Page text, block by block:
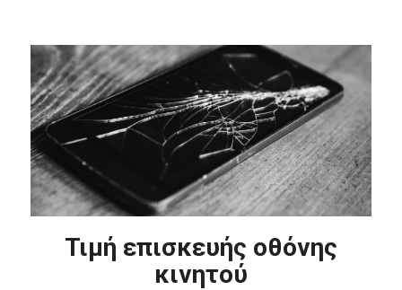
Τιμή επισκευής οθόνης
κινητού